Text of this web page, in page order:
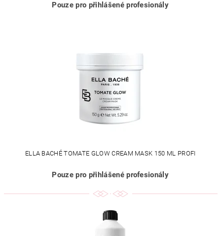
Pouze pro přihlášené profesionály
ELLA BACHÉ TOMATE GLOW CREAM MASK 150 ML PROFI
Pouze pro přihlášené profesionály